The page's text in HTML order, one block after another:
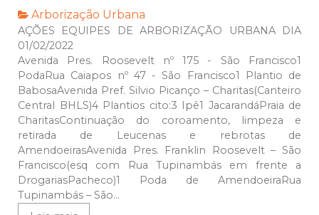
Arborização Urbana
AÇÕES EQUIPES DE ARBORIZAÇÃO URBANA DIA
01/02/2022
Avenida Pres. Roosevelt nº 175 - São Francisco1
PodaRua Caiapos nº 47 - São Francisco1 Plantio de
BabosaAvenida Pref. Silvio Picanço – Charitas(Canteiro
Central BHLS)4 Plantios cito:3 Ipê1 JacarandáPraia de
CharitasContinuação do coroamento, limpeza e
retirada de Leucenas e rebrotas de
AmendoeirasAvenida Pres. Franklin Roosevelt – São
Francisco(esq com Rua Tupinambás em frente a
DrogariasPacheco)1 Poda de AmendoeiraRua
Tupinambás – São...